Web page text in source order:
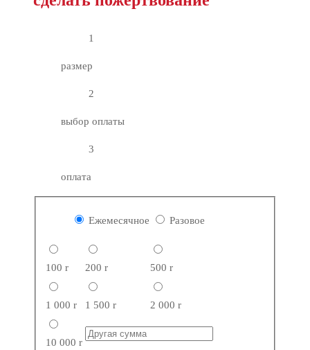
1
размер
2
выбор оплаты
3
оплата
Ежемесячное Разовое
100r 200r 500r
1 000r 1 500r 2 000r
10 000r